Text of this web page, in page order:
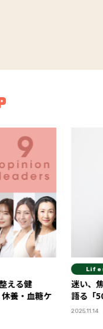
える健
養・血糖ケ
迷い、
語る「
2025.11.14